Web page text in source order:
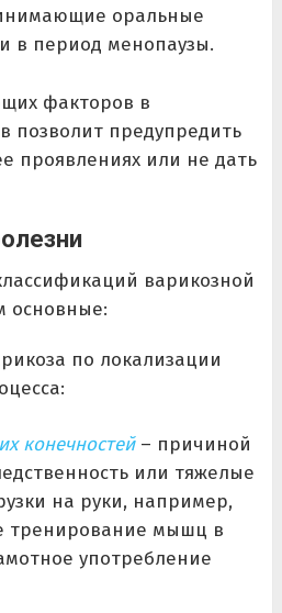
оральные
в период менопаузы.
факторов в
позволит предупредить
проявлениях или не дать
варикозной
основные:
по локализации
конечностей– причиной
или тяжелые
на руки, например,
тренирование мышц в
употребление